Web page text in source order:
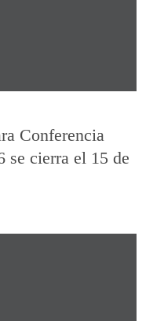
Conferencia
se cierra el 15 de